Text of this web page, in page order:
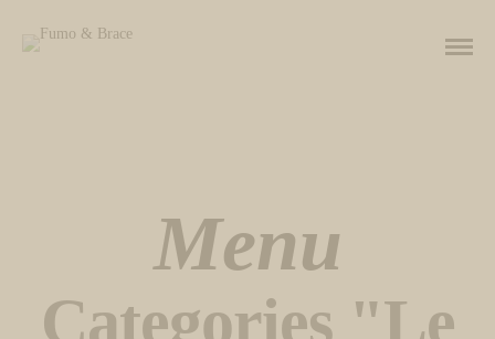
Menu
Categories "Le